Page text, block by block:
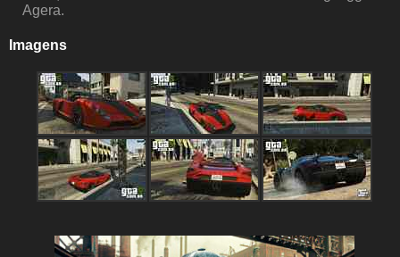
Agera.
Imagens